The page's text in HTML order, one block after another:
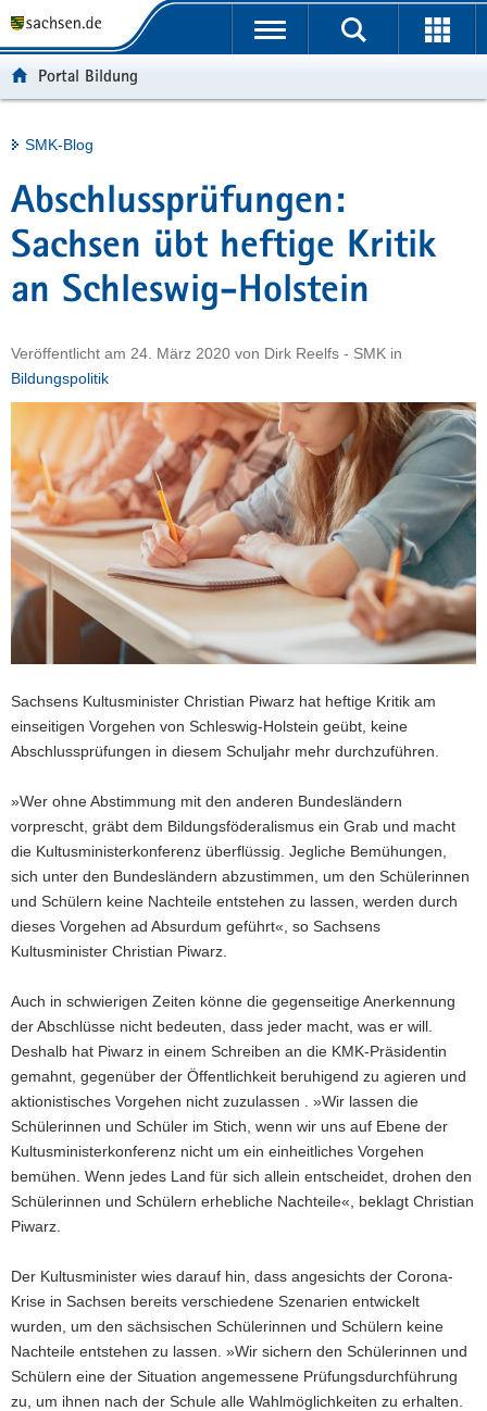
t
b
e
r
g
r
f
e
d
e
N
a
v
g
a
i
n
u
n
h
a
l
t
e
v
c
e
Portalübergreifende
Portal Bildung
Hauptinhalt
SMK-Blog
Abschlussprüfungen:
Sachsen übt heftige Kritik
an Schleswig-Holstein
Veröffentlicht am 24. März 2020 von Dirk Reelfs - SMK in
Bildungspolitik
Sachsens Kultusminister Christian Piwarz hat heftige Kritik am
einseitigen Vorgehen von Schleswig-Holstein geübt, keine
Abschlussprüfungen in diesem Schuljahr mehr durchzuführen.
»Wer ohne Abstimmung mit den anderen Bundesländern
vorprescht, gräbt dem Bildungsföderalismus ein Grab und macht
die Kultusministerkonferenz überflüssig. Jegliche Bemühungen,
sich unter den Bundesländern abzustimmen, um den Schülerinnen
und Schülern keine Nachteile entstehen zu lassen, werden durch
dieses Vorgehen ad Absurdum geführt«, so Sachsens
Kultusminister Christian Piwarz.
Auch in schwierigen Zeiten könne die gegenseitige Anerkennung
der Abschlüsse nicht bedeuten, dass jeder macht, was er will.
Deshalb hat Piwarz in einem Schreiben an die KMK-Präsidentin
gemahnt, gegenüber der Öffentlichkeit beruhigend zu agieren und
aktionistisches Vorgehen nicht zuzulassen . »Wir lassen die
Schülerinnen und Schüler im Stich, wenn wir uns auf Ebene der
Kultusministerkonferenz nicht um ein einheitliches Vorgehen
bemühen. Wenn jedes Land für sich allein entscheidet, drohen den
Schülerinnen und Schülern erhebliche Nachteile«, beklagt Christian
Piwarz.
Der Kultusminister wies darauf hin, dass angesichts der Corona-
Krise in Sachsen bereits verschiedene Szenarien entwickelt
wurden, um den sächsischen Schülerinnen und Schülern keine
Nachteile entstehen zu lassen. »Wir sichern den Schülerinnen und
Schülern eine der Situation angemessene Prüfungsdurchführung
zu, um ihnen nach der Schule alle Wahlmöglichkeiten zu erhalten.